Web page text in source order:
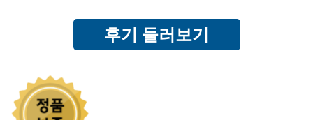
후기 둘러보기